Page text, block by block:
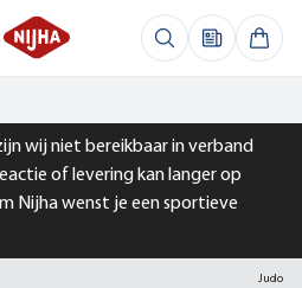
wij niet bereikbaar in verband
of levering kan langer op
Nijha wenst je een sportieve
Judo